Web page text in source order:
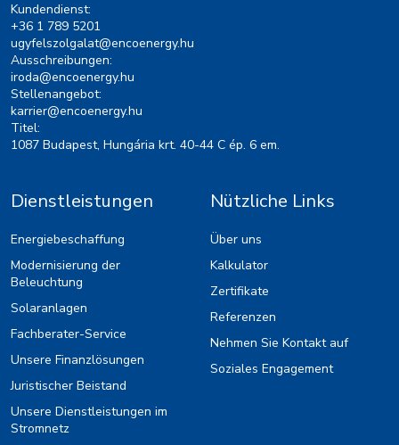
Kundendienst:
+36 1 789 5201
ugyfelszolgalat@encoenergy.hu
Ausschreibungen:
iroda@encoenergy.hu
Stellenangebot:
karrier@encoenergy.hu
Titel:
1087 Budapest, Hungária krt. 40-44 C ép. 6 em.
Dienstleistungen
Energiebeschaffung
Modernisierung der
Beleuchtung
Solaranlagen
Fachberater-Service
Unsere Finanzlösungen
Juristischer Beistand
Unsere Dienstleistungen im
Stromnetz
Nützliche Links
Über uns
Kalkulator
Zertifikate
Referenzen
Nehmen Sie Kontakt auf
Soziales Engagement